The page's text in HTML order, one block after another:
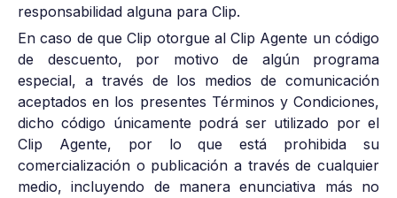
responsabilidad alguna para Clip.
En caso de que Clip otorgue al Clip Agente un código
de descuento, por motivo de algún programa
especial, a través de los medios de comunicación
aceptados en los presentes Términos y Condiciones,
dicho código únicamente podrá ser utilizado por el
Clip Agente, por lo que está prohibida su
comercialización o publicación a través de cualquier
medio, incluyendo de manera enunciativa más no